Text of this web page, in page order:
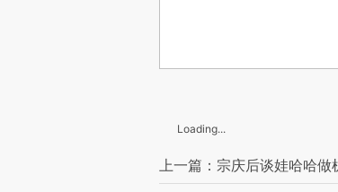
Loading...
上一篇：宗庆后谈娃哈哈